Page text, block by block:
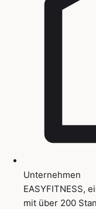
Unternehmen
EASYFITNESS,
mit über 200